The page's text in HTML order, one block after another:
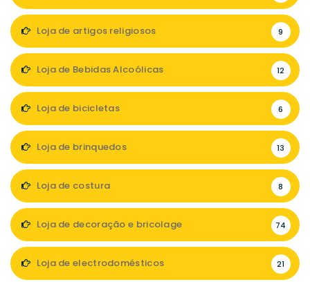
Loja de artigos religiosos 9
Loja de Bebidas Alcoólicas 12
Loja de bicicletas 6
Loja de brinquedos 13
Loja de costura 8
Loja de decoração e bricolage 74
Loja de electrodomésticos 21